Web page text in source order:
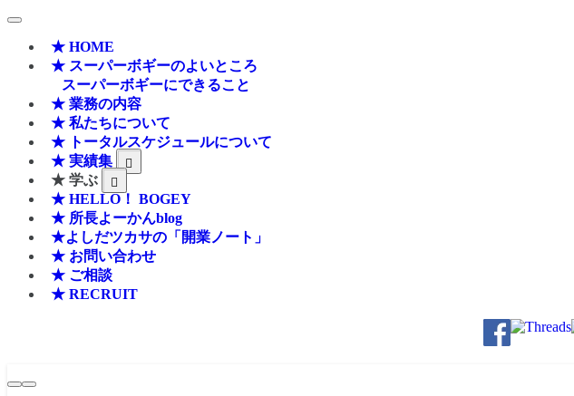
★ HOME
★ スーパーボギーのよいところ
スーパーボギーにできること
★ 業務の内容
★ 私たちについて
★ トータルスケジュールについて
★ 実績集
★ 学ぶ
★ HELLO！ BOGEY
★ 所長よーかんblog
★よしだツカサの「開業ノート」
★ お問い合わせ
★ ご相談
★ RECRUIT